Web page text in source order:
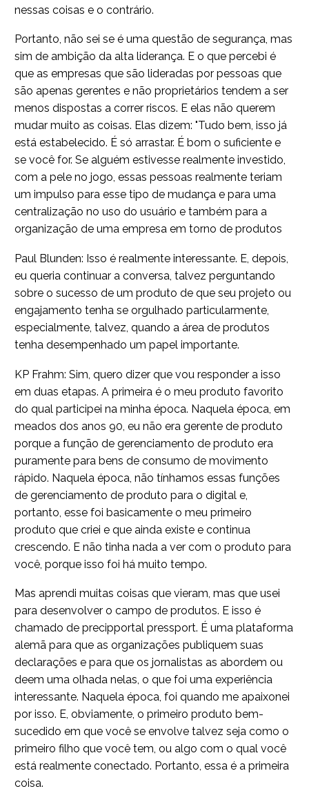
nessas coisas e o contrário.
Portanto, não sei se é uma questão de segurança, mas
sim de ambição da alta liderança. E o que percebi é
que as empresas que são lideradas por pessoas que
são apenas gerentes e não proprietários tendem a ser
menos dispostas a correr riscos. E elas não querem
mudar muito as coisas. Elas dizem: "Tudo bem, isso já
está estabelecido. É só arrastar. É bom o suficiente e
se você for. Se alguém estivesse realmente investido,
com a pele no jogo, essas pessoas realmente teriam
um impulso para esse tipo de mudança e para uma
centralização no uso do usuário e também para a
organização de uma empresa em torno de produtos
Paul Blunden: Isso é realmente interessante. E, depois,
eu queria continuar a conversa, talvez perguntando
sobre o sucesso de um produto de que seu projeto ou
engajamento tenha se orgulhado particularmente,
especialmente, talvez, quando a área de produtos
tenha desempenhado um papel importante.
KP Frahm: Sim, quero dizer que vou responder a isso
em duas etapas. A primeira é o meu produto favorito
do qual participei na minha época. Naquela época, em
meados dos anos 90, eu não era gerente de produto
porque a função de gerenciamento de produto era
puramente para bens de consumo de movimento
rápido. Naquela época, não tínhamos essas funções
de gerenciamento de produto para o digital e,
portanto, esse foi basicamente o meu primeiro
produto que criei e que ainda existe e continua
crescendo. E não tinha nada a ver com o produto para
você, porque isso foi há muito tempo.
Mas aprendi muitas coisas que vieram, mas que usei
para desenvolver o campo de produtos. E isso é
chamado de precipportal pressport. É uma plataforma
alemã para que as organizações publiquem suas
declarações e para que os jornalistas as abordem ou
deem uma olhada nelas, o que foi uma experiência
interessante. Naquela época, foi quando me apaixonei
por isso. E, obviamente, o primeiro produto bem-
sucedido em que você se envolve talvez seja como o
primeiro filho que você tem, ou algo com o qual você
está realmente conectado. Portanto, essa é a primeira
coisa.